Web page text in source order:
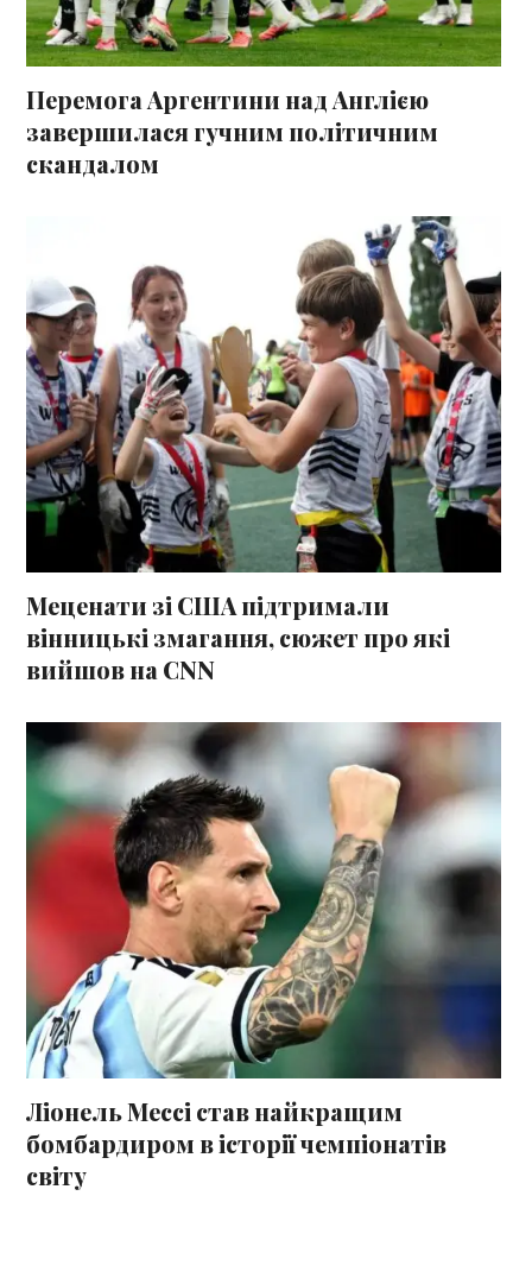
Перемога Аргентини над Англією
завершилася гучним політичним
скандалом
Меценати зі США підтримали
вінницькі змагання, сюжет про які
вийшов на CNN
Ліонель Мессі став найкращим
бомбардиром в історії чемпіонатів
світу